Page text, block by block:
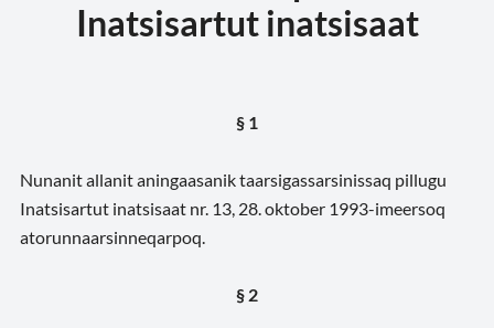
Inatsisartut inatsisaat
§ 1
Nunanit allanit aningaasanik taarsigassarsinissaq pillugu
Inatsisartut inatsisaat nr. 13, 28. ok­tober 1993-imeersoq
atorunnaarsinneqarpoq.
§ 2